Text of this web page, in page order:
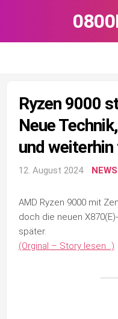
Ryzen 9000
Neue
und
12. August 2024 NEWS
AMD Ryzen 9000 mit
doch die neuen
später.
(Orginal – Story lesen…)